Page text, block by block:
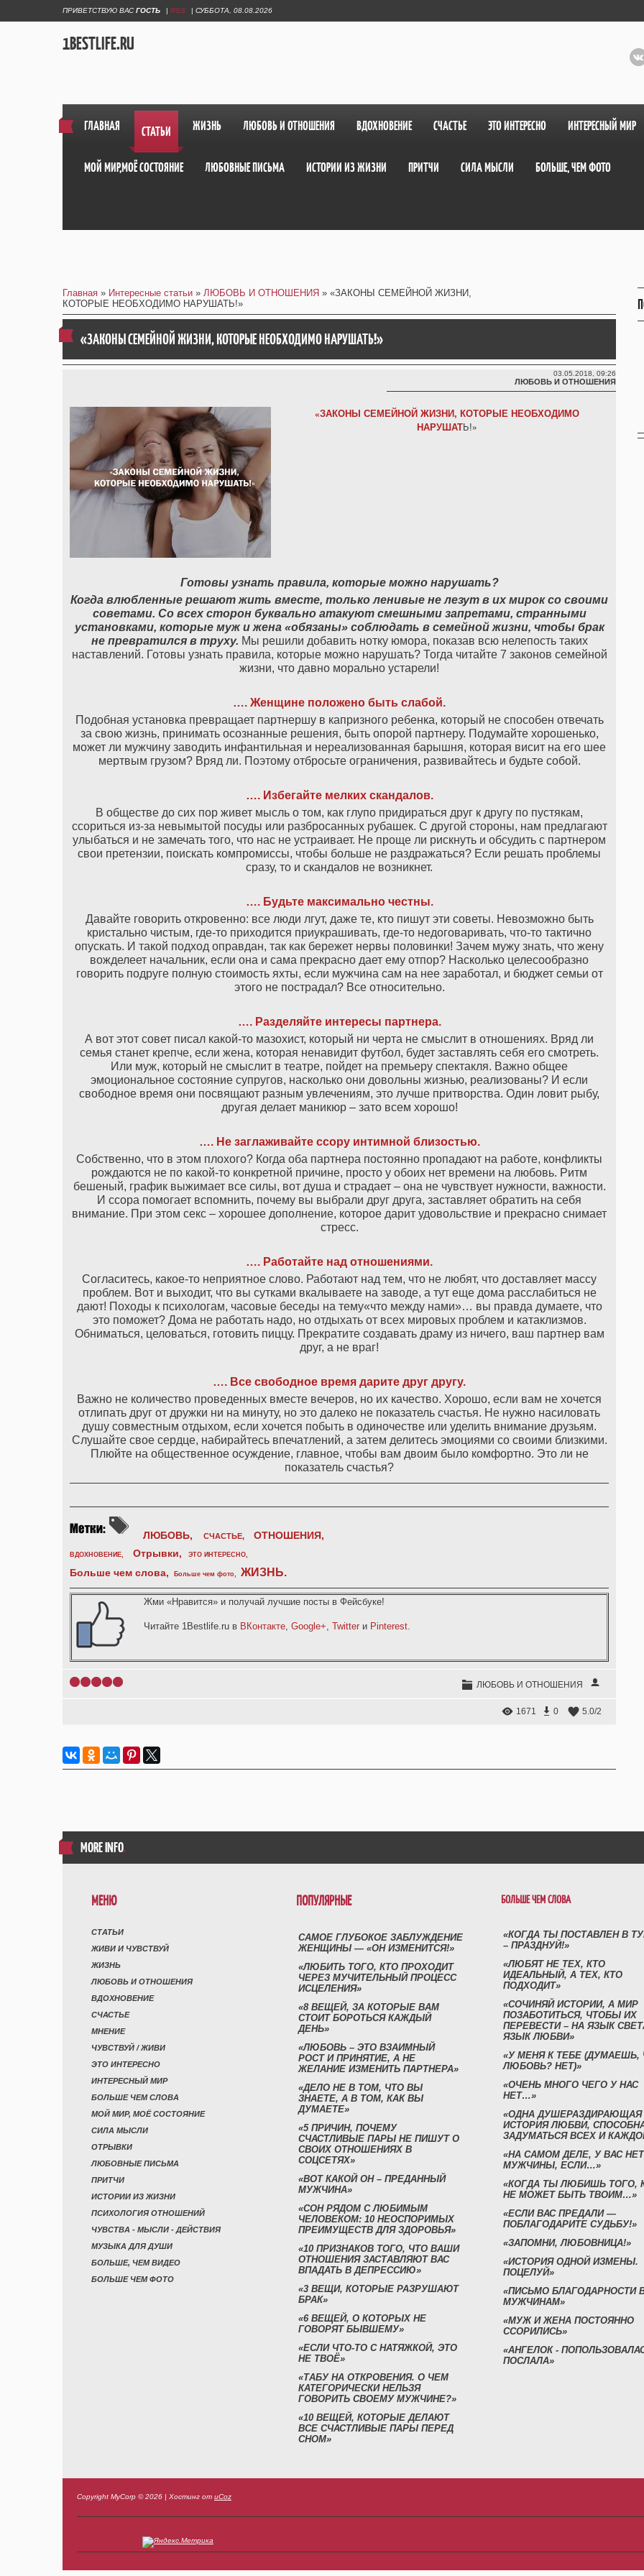
ПРИВЕТСТВУЮ ВАС ГОСТЬ | RSS | СУББОТА, 08.08.2026
1BESTLIFE.RU
ГЛАВНАЯ СТАТЬИ ЖИЗНЬ ЛЮБОВЬ И ОТНОШЕНИЯ ВДОХНОВЕНИЕ СЧАСТЬЕ ЭТО ИНТЕРЕСНО ИНТЕРЕСНЫЙ МИР
МОЙ МИР,МОЁ СОСТОЯНИЕ ЛЮБОВНЫЕ ПИСЬМА ИСТОРИИ ИЗ ЖИЗНИ ПРИТЧИ СИЛА МЫСЛИ БОЛЬШЕ, ЧЕМ ФОТО
Главная » Интересные статьи » ЛЮБОВЬ И ОТНОШЕНИЯ » «ЗАКОНЫ СЕМЕЙНОЙ ЖИЗНИ,
КОТОРЫЕ НЕОБХОДИМО НАРУШАТЬ!»
«ЗАКОНЫ СЕМЕЙНОЙ ЖИЗНИ, КОТОРЫЕ НЕОБХОДИМО НАРУШАТЬ!»
03.05.2018, 09:26
ЛЮБОВЬ И ОТНОШЕНИЯ
«ЗАКОНЫ СЕМЕЙНОЙ ЖИЗНИ, КОТОРЫЕ НЕОБХОДИМО
НАРУШАТЬ!»
Готовы узнать правила, которые можно нарушать?
Когда влюбленные решают жить вместе, только ленивые не лезут в их мирок со своими
советами. Со всех сторон буквально атакуют смешными запретами, странными
установками, которые муж и жена «обязаны» соблюдать в семейной жизни, чтобы брак
не превратился в труху. Мы решили добавить нотку юмора, показав всю нелепость таких
наставлений. Готовы узнать правила, которые можно нарушать? Тогда читайте 7 законов семейной
жизни, что давно морально устарели!
…. Женщине положено быть слабой.
Подобная установка превращает партнершу в капризного ребенка, который не способен отвечать
за свою жизнь, принимать осознанные решения, быть опорой партнеру. Подумайте хорошенько,
может ли мужчину заводить инфантильная и нереализованная барышня, которая висит на его шее
мертвым грузом? Вряд ли. Поэтому отбросьте ограничения, развивайтесь и будьте собой.
…. Избегайте мелких скандалов.
В обществе до сих пор живет мысль о том, как глупо придираться друг к другу по пустякам,
ссориться из-за невымытой посуды или разбросанных рубашек. С другой стороны, нам предлагают
улыбаться и не замечать того, что нас не устраивает. Не проще ли рискнуть и обсудить с партнером
свои претензии, поискать компромиссы, чтобы больше не раздражаться? Если решать проблемы
сразу, то и скандалов не возникнет.
…. Будьте максимально честны.
Давайте говорить откровенно: все люди лгут, даже те, кто пишут эти советы. Невозможно быть
кристально чистым, где-то приходится приукрашивать, где-то недоговаривать, что-то тактично
опускать. И такой подход оправдан, так как бережет нервы половинки! Зачем мужу знать, что жену
вожделеет начальник, если она и сама прекрасно дает ему отпор? Насколько целесообразно
говорить подруге полную стоимость яхты, если мужчина сам на нее заработал, и бюджет семьи от
этого не пострадал? Все относительно.
…. Разделяйте интересы партнера.
А вот этот совет писал какой-то мазохист, который ни черта не смыслит в отношениях. Вряд ли
семья станет крепче, если жена, которая ненавидит футбол, будет заставлять себя его смотреть.
Или муж, который не смыслит в театре, пойдет на премьеру спектакля. Важно общее
эмоциональное состояние супругов, насколько они довольны жизнью, реализованы? И если
свободное время они посвящают разным увлечениям, это лучше притворства. Один ловит рыбу,
другая делает маникюр – зато всем хорошо!
…. Не заглаживайте ссору интимной близостью.
Собственно, что в этом плохого? Когда оба партнера постоянно пропадают на работе, конфликты
рождаются не по какой-то конкретной причине, просто у обоих нет времени на любовь. Ритм
бешеный, график выжимает все силы, вот душа и страдает – она не чувствует нужности, важности.
И ссора помогает вспомнить, почему вы выбрали друг друга, заставляет обратить на себя
внимание. При этом секс – хорошее дополнение, которое дарит удовольствие и прекрасно снимает
стресс.
…. Работайте над отношениями.
Согласитесь, какое-то неприятное слово. Работают над тем, что не любят, что доставляет массу
проблем. Вот и выходит, что вы сутками вкалываете на заводе, а тут еще дома расслабиться не
дают! Походы к психологам, часовые беседы на тему«что между нами»… вы правда думаете, что
это поможет? Дома не работать надо, но отдыхать от всех мировых проблем и катаклизмов.
Обниматься, целоваться, готовить пиццу. Прекратите создавать драму из ничего, ваш партнер вам
друг, а не враг!
…. Все свободное время дарите друг другу.
Важно не количество проведенных вместе вечеров, но их качество. Хорошо, если вам не хочется
отлипать друг от дружки ни на минуту, но это далеко не показатель счастья. Не нужно насиловать
душу совместным отдыхом, если хочется побыть в одиночестве или уделить внимание друзьям.
Слушайте свое сердце, набирайтесь впечатлений, а затем делитесь эмоциями со своими близкими.
Плюйте на общественное осуждение, главное, чтобы вам двоим было комфортно. Это ли не
показатель счастья?
ЛЮБОВЬ, СЧАСТЬЕ, ОТНОШЕНИЯ,
ВДОХНОВЕНИЕ, Отрывки, ЭТО ИНТЕРЕСНО,
Больше чем слова, Больше чем фото, ЖИЗНЬ.
Жми «Нравится» и получай лучшие посты в Фейсбуке!
Читайте 1Bestlife.ru в ВКонтакте, Google+, Twitter и Pinterest.
1 2 3 4 ЛЮБОВЬ И ОТНОШЕНИЯ
1671 0 5.0/2
MORE INFO.
МЕНЮ
СТАТЬИ
ЖИВИ И ЧУВСТВУЙ
ЖИЗНЬ
ЛЮБОВЬ И ОТНОШЕНИЯ
ВДОХНОВЕНИЕ
СЧАСТЬЕ
МНЕНИЕ
ЧУВСТВУЙ / ЖИВИ
ЭТО ИНТЕРЕСНО
ИНТЕРЕСНЫЙ МИР
БОЛЬШЕ ЧЕМ СЛОВА
МОЙ МИР, МОЁ СОСТОЯНИЕ
СИЛА МЫСЛИ
ОТРЫВКИ
ЛЮБОВНЫЕ ПИСЬМА
ПРИТЧИ
ИСТОРИИ ИЗ ЖИЗНИ
ПСИХОЛОГИЯ ОТНОШЕНИЙ
ЧУВСТВА - МЫСЛИ - ДЕЙСТВИЯ
МУЗЫКА ДЛЯ ДУШИ
БОЛЬШЕ, ЧЕМ ВИДЕО
БОЛЬШЕ ЧЕМ ФОТО
ПОПУЛЯРНЫЕ
САМОЕ ГЛУБОКОЕ ЗАБЛУЖДЕНИЕ
ЖЕНЩИНЫ — «ОН ИЗМЕНИТСЯ!»
«ЛЮБИТЬ ТОГО, КТО ПРОХОДИТ
ЧЕРЕЗ МУЧИТЕЛЬНЫЙ ПРОЦЕСС
ИСЦЕЛЕНИЯ»
«8 ВЕЩЕЙ, ЗА КОТОРЫЕ ВАМ
СТОИТ БОРОТЬСЯ КАЖДЫЙ
ДЕНЬ»
«ЛЮБОВЬ – ЭТО ВЗАИМНЫЙ
РОСТ И ПРИНЯТИЕ, А НЕ
ЖЕЛАНИЕ ИЗМЕНИТЬ ПАРТНЕРА»
«ДЕЛО НЕ В ТОМ, ЧТО ВЫ
ЗНАЕТЕ, А В ТОМ, КАК ВЫ
ДУМАЕТЕ»
«5 ПРИЧИН, ПОЧЕМУ
СЧАСТЛИВЫЕ ПАРЫ НЕ ПИШУТ О
СВОИХ ОТНОШЕНИЯХ В
СОЦСЕТЯХ»
«ВОТ КАКОЙ ОН – ПРЕДАННЫЙ
МУЖЧИНА»
«СОН РЯДОМ С ЛЮБИМЫМ
ЧЕЛОВЕКОМ: 10 НЕОСПОРИМЫХ
ПРЕИМУЩЕСТВ ДЛЯ ЗДОРОВЬЯ»
«10 ПРИЗНАКОВ ТОГО, ЧТО ВАШИ
ОТНОШЕНИЯ ЗАСТАВЛЯЮТ ВАС
ВПАДАТЬ В ДЕПРЕССИЮ»
«3 ВЕЩИ, КОТОРЫЕ РАЗРУШАЮТ
БРАК»
«6 ВЕЩЕЙ, О КОТОРЫХ НЕ
ГОВОРЯТ БЫВШЕМУ»
«ЕСЛИ ЧТО-ТО С НАТЯЖКОЙ, ЭТО
НЕ ТВОЁ»
«ТАБУ НА ОТКРОВЕНИЯ. О ЧЕМ
КАТЕГОРИЧЕСКИ НЕЛЬЗЯ
ГОВОРИТЬ СВОЕМУ МУЖЧИНЕ?»
«10 ВЕЩЕЙ, КОТОРЫЕ ДЕЛАЮТ
ВСЕ СЧАСТЛИВЫЕ ПАРЫ ПЕРЕД
СНОМ»
БОЛЬШЕ ЧЕМ СЛОВА
«КОГДА ТЫ ПОСТАВЛЕН В
– ПРАЗДНУЙ!»
«ЛЮБЯТ НЕ ТЕХ, КТО
ИДЕАЛЬНЫЙ, А ТЕХ, КТО
ПОДХОДИТ»
«СОЧИНЯЙ ИСТОРИИ, А МИР
ПОЗАБОТИТЬСЯ, ЧТОБЫ ИХ
ПЕРЕВЕСТИ – НА ЯЗЫК
ЯЗЫК ЛЮБВИ»
«У МЕНЯ К ТЕБЕ (ДУМАЕШЬ,
ЛЮБОВЬ? НЕТ)»
«ОЧЕНЬ МНОГО ЧЕГО У НАС
НЕТ…»
«ОДНА ДУШЕРАЗДИРАЮЩАЯ
ИСТОРИЯ ЛЮБВИ,
ЗАДУМАТЬСЯ ВСЕХ И
«НА САМОМ ДЕЛЕ, У ВАС НЕТ
МУЖЧИНЫ, ЕСЛИ…»
«КОГДА ТЫ ЛЮБИШЬ ТОГО,
НЕ МОЖЕТ БЫТЬ ТВОИМ…»
«ЕСЛИ ВАС ПРЕДАЛИ —
ПОБЛАГОДАРИТЕ СУДЬБУ!»
«ЗАПОМНИ, ЛЮБОВНИЦА!»
«ИСТОРИЯ ОДНОЙ ИЗМЕНЫ.
ПОЦЕЛУЙ»
«ПИСЬМО БЛАГОДАРНОСТИ
МУЖЧИНАМ»
«МУЖ И ЖЕНА ПОСТОЯННО
ССОРИЛИСЬ»
«АНГЕЛОК -
ПОСЛАЛА»
Copyright MyCorp © 2026 | Хостинг от uCoz